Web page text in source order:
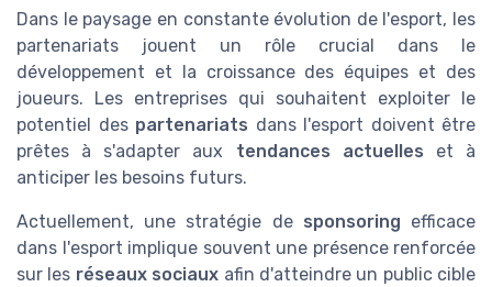
Dans le paysage en constante évolution de l'esport, les
partenariats jouent un rôle crucial dans le
développement et la croissance des équipes et des
joueurs. Les entreprises qui souhaitent exploiter le
potentiel des partenariats dans l'esport doivent être
prêtes à s'adapter aux tendances actuelles et à
anticiper les besoins futurs.
Actuellement, une stratégie de sponsoring efficace
dans l'esport implique souvent une présence renforcée
sur les réseaux sociaux afin d'atteindre un public cible